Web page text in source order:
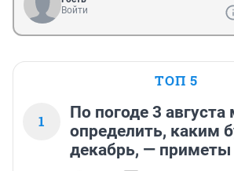
Войти
ТОП 5
1
По погоде 3
определить, каким
декабрь, — приметы